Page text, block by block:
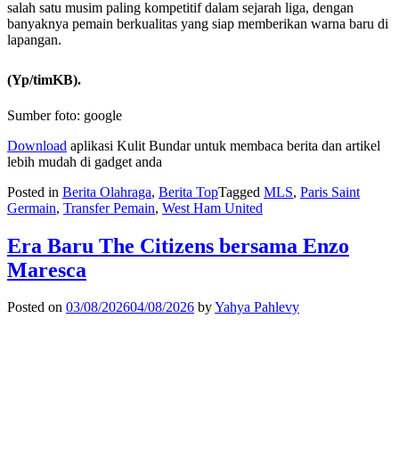
salah satu musim paling kompetitif dalam sejarah liga, dengan
banyaknya pemain berkualitas yang siap memberikan warna baru di
lapangan.
(Yp/timKB).
Sumber foto: google
Download aplikasi Kulit Bundar untuk membaca berita dan artikel
lebih mudah di gadget anda
Posted in Berita Olahraga, Berita TopTagged MLS, Paris Saint
Germain, Transfer Pemain, West Ham United
Era Baru The Citizens bersama Enzo
Maresca
Posted on 03/08/202604/08/2026 byYahya Pahlevy